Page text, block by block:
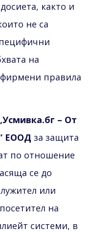
както и
не са
на
правила
– От
ЕООД за защита
по отношение
се до
или
на
системи, в